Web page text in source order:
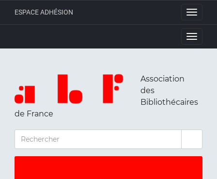
Toggle
ESPACE ADHÉSION
Toggle
Association
des
Bibliothécaires
de France
RECHERCHER